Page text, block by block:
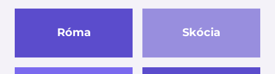
Róma Skócia